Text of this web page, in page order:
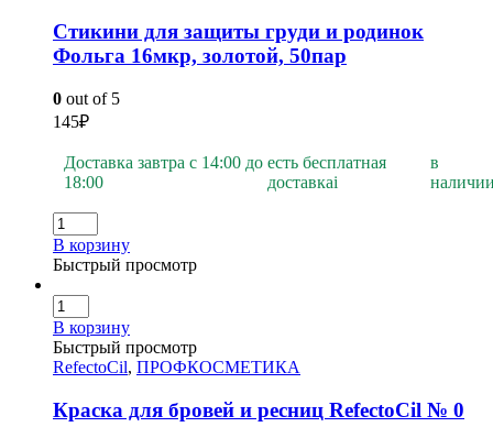
Стикини для защиты груди и родинок
Фольга 16мкр, золотой, 50пар
0 out of 5
145₽
Доставка завтра с 14:00 до
18:00
есть бесплатная
доставкаi
в
В корзину
Быстрый просмотр
В корзину
Быстрый просмотр
RefectoCil, ПРОФКОСМЕТИКА
Краска для бровей и ресниц RefectoCil № 0